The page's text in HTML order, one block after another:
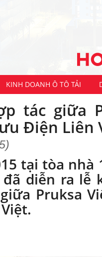
KINH DOANH Ô TÔ TẢI
tác giữa
Điện Liên
tại tòa nhà
đã diễn ra
Pruksa